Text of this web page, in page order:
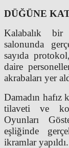
DÜĞÜNE
Kalabalık
salonunda
sayıda
daire
akrabaları yer
Damadın hafız
tilaveti ve
Oyunları
eşliğinde
ikramlar yapıldı.